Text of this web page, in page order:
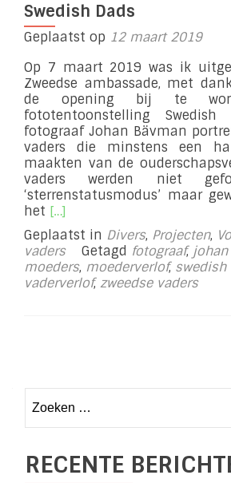
Swedish Dads
Geplaatst op 12 maart 2019
Op 7 maart 2019 was ik
Zweedse ambassade, met
de opening bij te
fototentoonstelling Swedish
fotograaf Johan Bävman
vaders die minstens een
maakten van de
vaders werden niet
‘sterrenstatusmodus’ maar
het Lees
meer
overSwedish
Dads
[…]
Geplaatst in Divers, Projecten,
vaders
Getagd fotograaf,
moeders, moederverlof, swedish
vaderverlof, zweedse vaders
navigation
naar:
RECENTE